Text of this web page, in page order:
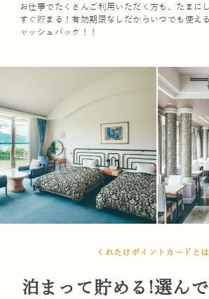
お仕事でたくさんご利用いただく方も、たまに
すぐ貯まる！有効期限なしだからいつでも使え
ャッシュバック！！
くれたけポイントカードとは
泊まって貯める!選ん